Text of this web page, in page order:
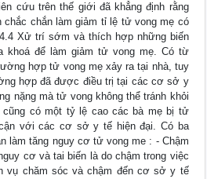
cứu trên thế giới đã khẳng định rằng
chắn làm giảm tỉ lệ tử vong mẹ có
Xử trí sớm và thích hợp những biến
khoá để làm giảm tử vong mẹ. Có từ
hợp tử vong mẹ xảy ra tại nhà, tuy
hợp đã được điều trị tại các cơ sở y
nặng mà tử vong không thể tránh khỏi
có một tỷ lệ cao các bà mẹ bị tử
với các cơ sở y tế hiện đại. Có ba
làm tăng nguy cơ tử vong me : - Chậm
cơ và tai biến là do chậm trong việc
vụ chăm sóc và chậm đến cơ sở y tế